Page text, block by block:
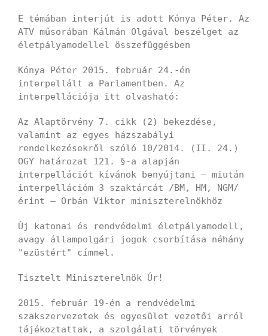
E témában interjút is adott Kónya Péter. Az
ATV műsorában Kálmán Olgával beszélget az
életpályamodellel összefüggésben
Kónya Péter 2015. február 24.-én
interpellált a Parlamentben. Az
interpellációja itt olvasható:
Az Alaptörvény 7. cikk (2) bekezdése,
valamint az egyes házszabályi
rendelkezésekről szóló 10/2014. (II. 24.)
OGY határozat 121. §-a alapján
interpellációt kívánok benyújtani – miután
interpellációm 3 szaktárcát /BM, HM, NGM/
érint – Orbán Viktor miniszterelnökhöz
Új katonai és rendvédelmi életpályamodell,
avagy állampolgári jogok csorbítása néhány
"ezüstért" címmel.
Tisztelt Miniszterelnök Úr!
2015. február 19-én a rendvédelmi
szakszervezetek és egyesület vezetői arról
tájékoztattak, a szolgálati törvények